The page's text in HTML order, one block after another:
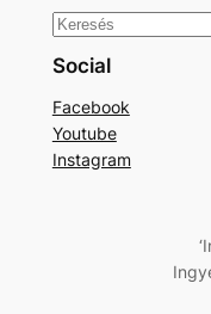
K
e
e
s
Social
Facebook
Youtube
Instagram